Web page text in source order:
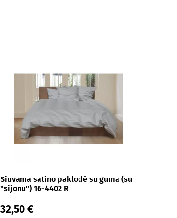
Siuvama satino paklodė su guma (su
"sijonu") 16-4402 R
32,50 €